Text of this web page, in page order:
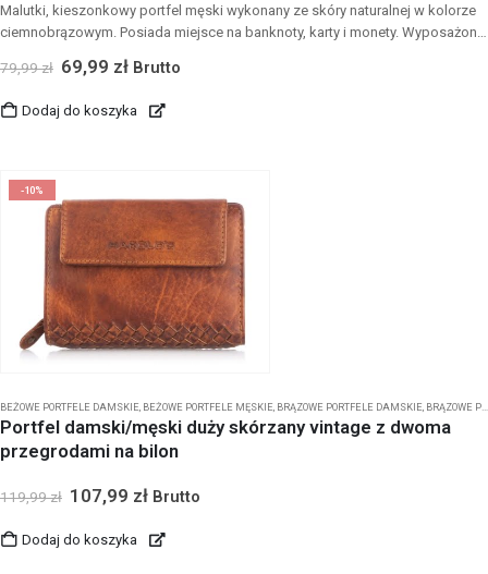
Malutki, kieszonkowy portfel męski wykonany ze skóry naturalnej w kolorze
ciemnobrązowym. Posiada miejsce na banknoty, karty i monety. Wyposażony
79,99zł 69,99 zł Brutto
Dodaj do koszyka
-10%
BEŻOWE PORTFELE DAMSKIE BEŻOWE PORTFELE MĘSKIE BRĄZOWE PORTFELE DAMSKIE BRĄZOWE PORTFELE MĘSKIE
Portfel damski/męski duży skórzany vintage z dwoma
przegrodami na bilon
119,99zł 107,99 zł Brutto
Dodaj do koszyka